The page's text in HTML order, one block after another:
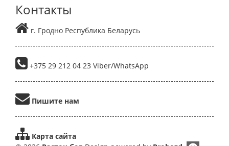
Контакты
г. Гродно Республика Беларусь
+375 29 212 04 23 Viber/WhatsApp
Пишите нам
Карта сайта